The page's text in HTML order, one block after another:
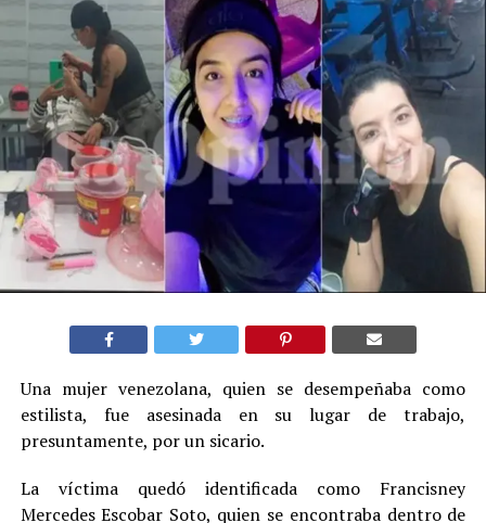
Una mujer venezolana, quien se desempeñaba como
estilista, fue asesinada en su lugar de trabajo,
presuntamente, por un sicario.
La víctima quedó identificada como Francisney
Mercedes Escobar Soto, quien se encontraba dentro de